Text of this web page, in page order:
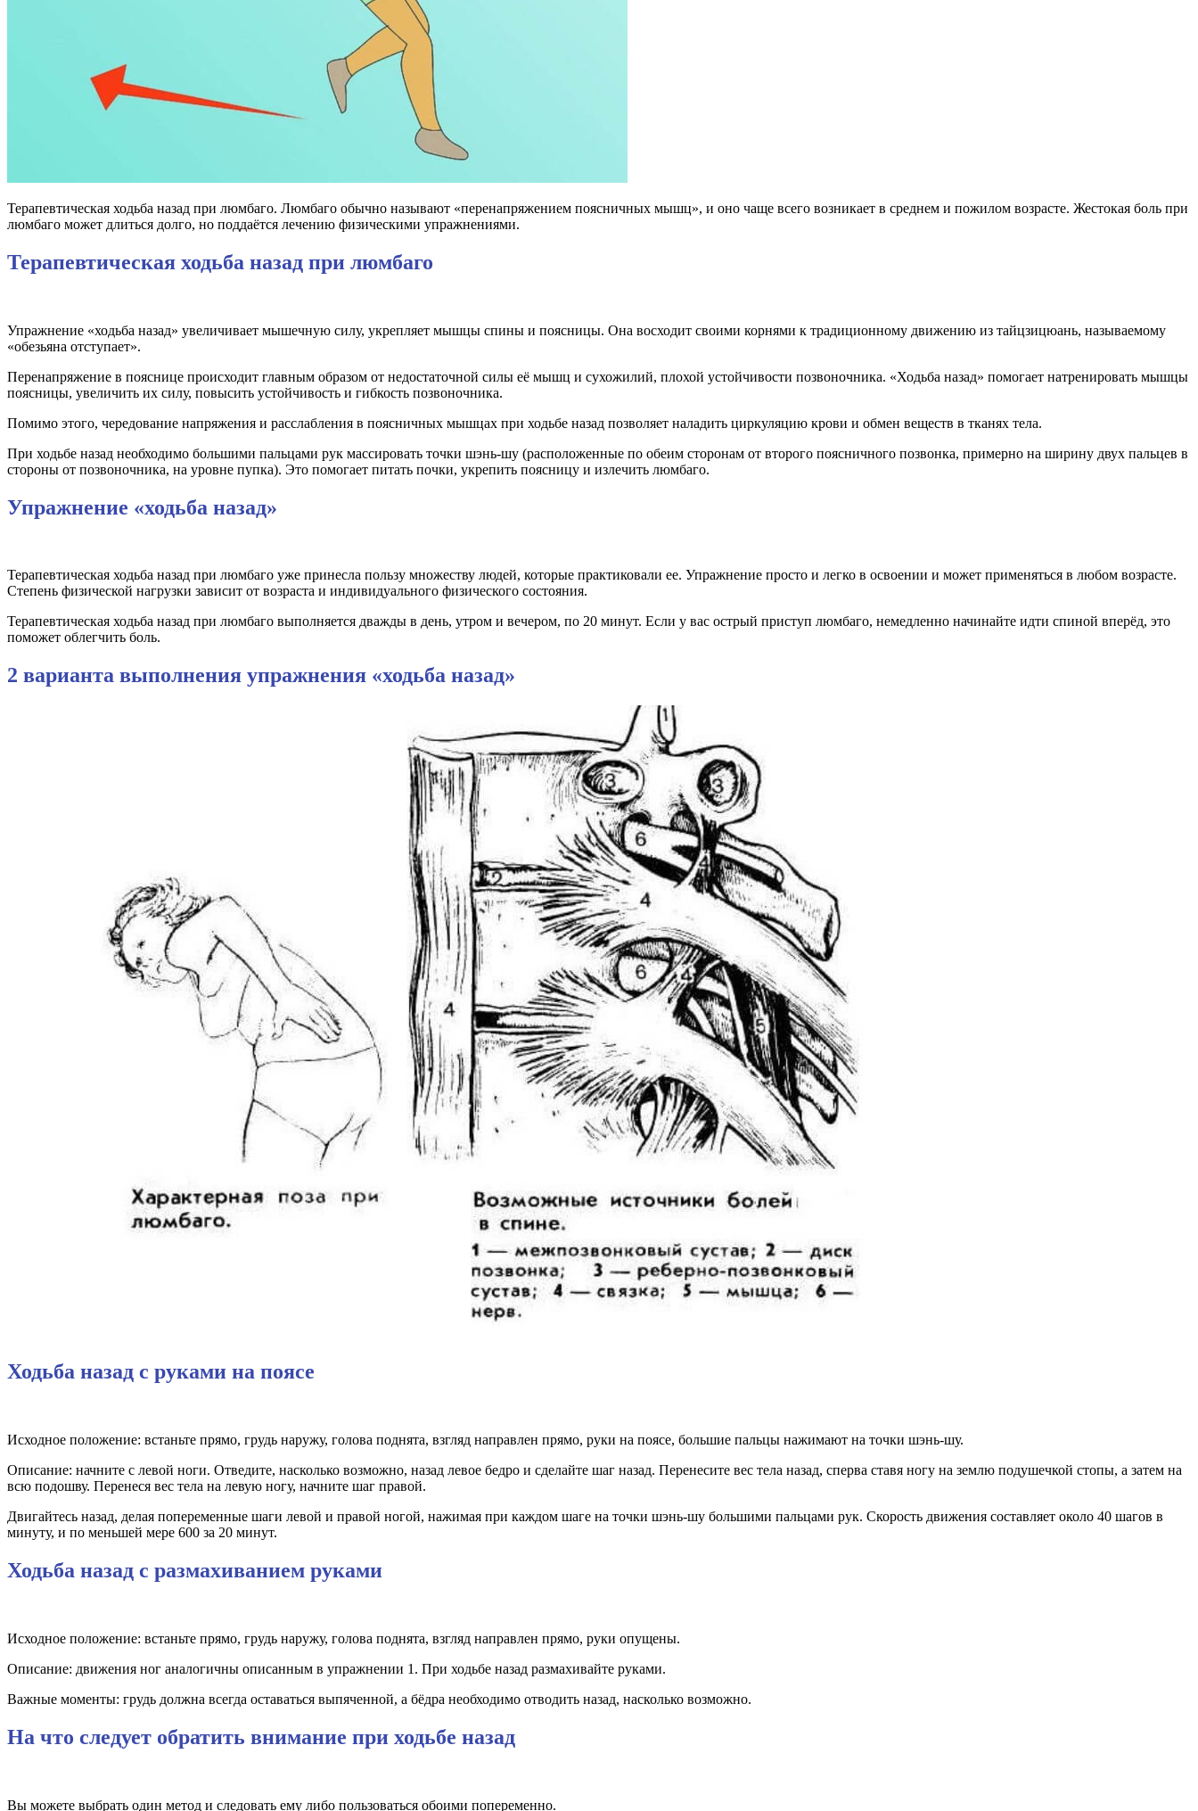
Терапевтическая ходьба назад при люмбаго. Люмбаго обычно называют «перенапряжением поясничных мышц», и оно чаще всего возникает в среднем и пожилом возрасте. Жестокая боль при
люмбаго может длиться долго, но поддаётся лечению физическими упражнениями.
Терапевтическая ходьба назад при люмбаго
Упражнение «ходьба назад» увеличивает мышечную силу, укрепляет мышцы спины и поясницы. Она восходит своими корнями к традиционному движению из тайцзицюань, называемому
«обезьяна отступает».
Перенапряжение в пояснице происходит главным образом от недостаточной силы её мышц и сухожилий, плохой устойчивости позвоночника. «Ходьба назад» помогает натренировать мышцы
поясницы, увеличить их силу, повысить устойчивость и гибкость позвоночника.
Помимо этого, чередование напряжения и расслабления в поясничных мышцах при ходьбе назад позволяет наладить циркуляцию крови и обмен веществ в тканях тела.
При ходьбе назад необходимо большими пальцами рук массировать точки шэнь-шу (расположенные по обеим сторонам от второго поясничного позвонка, примерно на ширину двух пальцев в
стороны от позвоночника, на уровне пупка). Это помогает питать почки, укрепить поясницу и излечить люмбаго.
Упражнение «ходьба назад»
Терапевтическая ходьба назад при люмбаго уже принесла пользу множеству людей, которые практиковали ее. Упражнение просто и легко в освоении и может применяться в любом возрасте.
Степень физической нагрузки зависит от возраста и индивидуального физического состояния.
Терапевтическая ходьба назад при люмбаго выполняется дважды в день, утром и вечером, по 20 минут. Если у вас острый приступ люмбаго, немедленно начинайте идти спиной вперёд, это
поможет облегчить боль.
2 варианта выполнения упражнения «ходьба назад»
Ходьба назад с руками на поясе
Исходное положение: встаньте прямо, грудь наружу, голова поднята, взгляд направлен прямо, руки на поясе, большие пальцы нажимают на точки шэнь-шу.
Описание: начните с левой ноги. Отведите, насколько возможно, назад левое бедро и сделайте шаг назад. Перенесите вес тела назад, сперва ставя ногу на землю подушечкой стопы, а затем на
всю подошву. Перенеся вес тела на левую ногу, начните шаг правой.
Двигайтесь назад, делая попеременные шаги левой и правой ногой, нажимая при каждом шаге на точки шэнь-шу большими пальцами рук. Скорость движения составляет около 40 шагов в
минуту, и по меньшей мере 600 за 20 минут.
Ходьба назад с размахиванием руками
Исходное положение: встаньте прямо, грудь наружу, голова поднята, взгляд направлен прямо, руки опущены.
Описание: движения ног аналогичны описанным в упражнении 1. При ходьбе назад размахивайте руками.
Важные моменты: грудь должна всегда оставаться выпяченной, а бёдра необходимо отводить назад, насколько возможно.
На что следует обратить внимание при ходьбе назад
Вы можете выбрать один метод и следовать ему либо пользоваться обоими попеременно.